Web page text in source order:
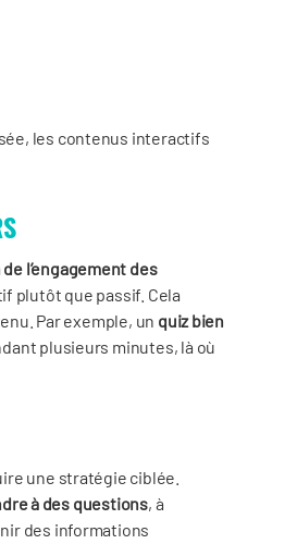
les contenus interactifs
l’engagement des
plutôt que passif. Cela
Par exemple, un quiz bien
plusieurs minutes, là où
une stratégie ciblée.
à des questions, à
des informations